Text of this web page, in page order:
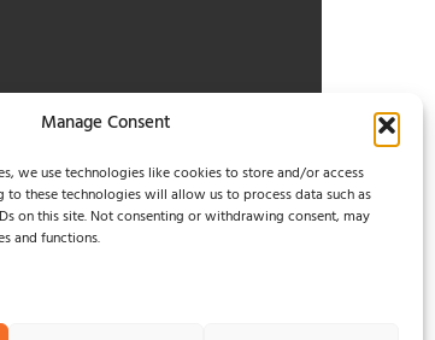
Manage Consent
we use technologies like cookies to store and/or access
to these technologies will allow us to process data such as
on this site. Not consenting or withdrawing consent, may
and functions.